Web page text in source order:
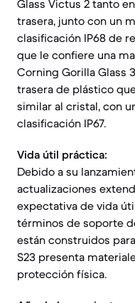
Glass Victus 2 tanto
trasera, junto con un
clasificación IP68 de
que le confiere una
Corning Gorilla Glass
trasera de plástico
similar al cristal, con
clasificación IP67.
Vida útil práctica:
Debido a su
actualizaciones
expectativa de vida
términos de soporte
están construidos
S23 presenta
protección física.